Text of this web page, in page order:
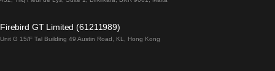
로마에서 나폴리 열차
Firebird GT Limited (61211989)
Unit G 15/F Tal Building 49 Austin Road, KL, Hong Kong